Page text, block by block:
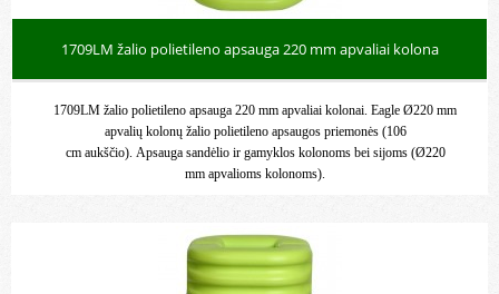
1709LM žalio polietileno apsauga 220 mm apvaliai kolona
1709LM žalio polietileno apsauga 220 mm apvaliai kolonai. Eagle Ø220 mm
apvalių kolonų žalio polietileno apsaugos priemonės (106
cm aukščio). Apsauga sandėlio ir gamyklos kolonoms bei sijoms (Ø220
mm apvalioms kolonoms).